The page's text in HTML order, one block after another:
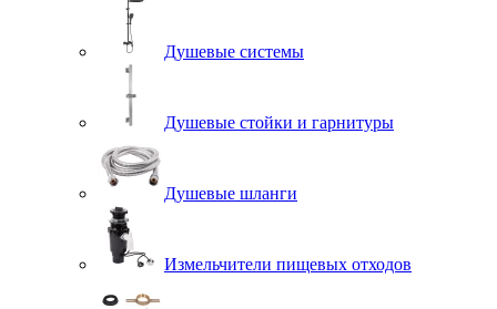
Душевые системы
Душевые стойки и гарнитуры
Душевые шланги
Измельчители пищевых отходов